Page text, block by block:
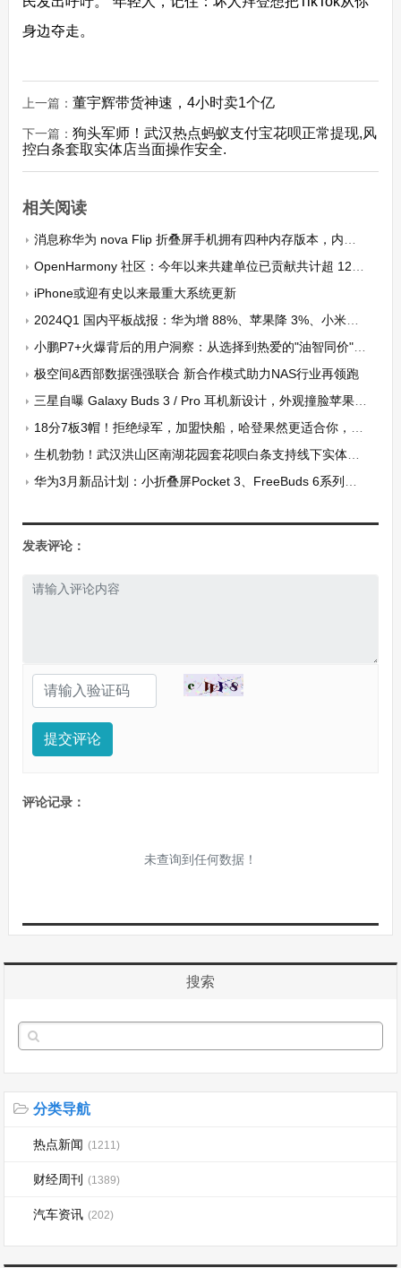
身边夺走。
上一篇： 董宇辉带货神速，4小时卖1个亿
下一篇： 狗头军师！武汉热点蚂蚁支付宝花呗正常提现,风
控白条套取实体店当面操作安全.
相关阅读
消息称华为 nova Flip 折叠屏手机拥有四种内存版本，内置 66W 全能充
OpenHarmony 社区：今年以来共建单位已贡献共计超 123 万行代码
iPhone或迎有史以来最重大系统更新
2024Q1 国内平板战报：华为增 88%、苹果降 3%、小米增 35%、荣耀降 7%、联想持平
小鹏P7+火爆背后的用户洞察：从选择到热爱的"油智同价"密码
极空间&西部数据强强联合 新合作模式助力NAS行业再领跑
三星自曝 Galaxy Buds 3 / Pro 耳机新设计，外观撞脸苹果 AirPods
18分7板3帽！拒绝绿军，加盟快船，哈登果然更适合你，你赌赢了
生机勃勃！武汉洪山区南湖花园套花呗白条支持线下实体当面秒结
华为3月新品计划：小折叠屏Pocket 3、FreeBuds 6系列耳机与畅享70X+
发表评论：
提交评论
评论记录：
未查询到任何数据！
搜索
分类导航
热点新闻 (1211)
财经周刊 (1389)
汽车资讯 (202)